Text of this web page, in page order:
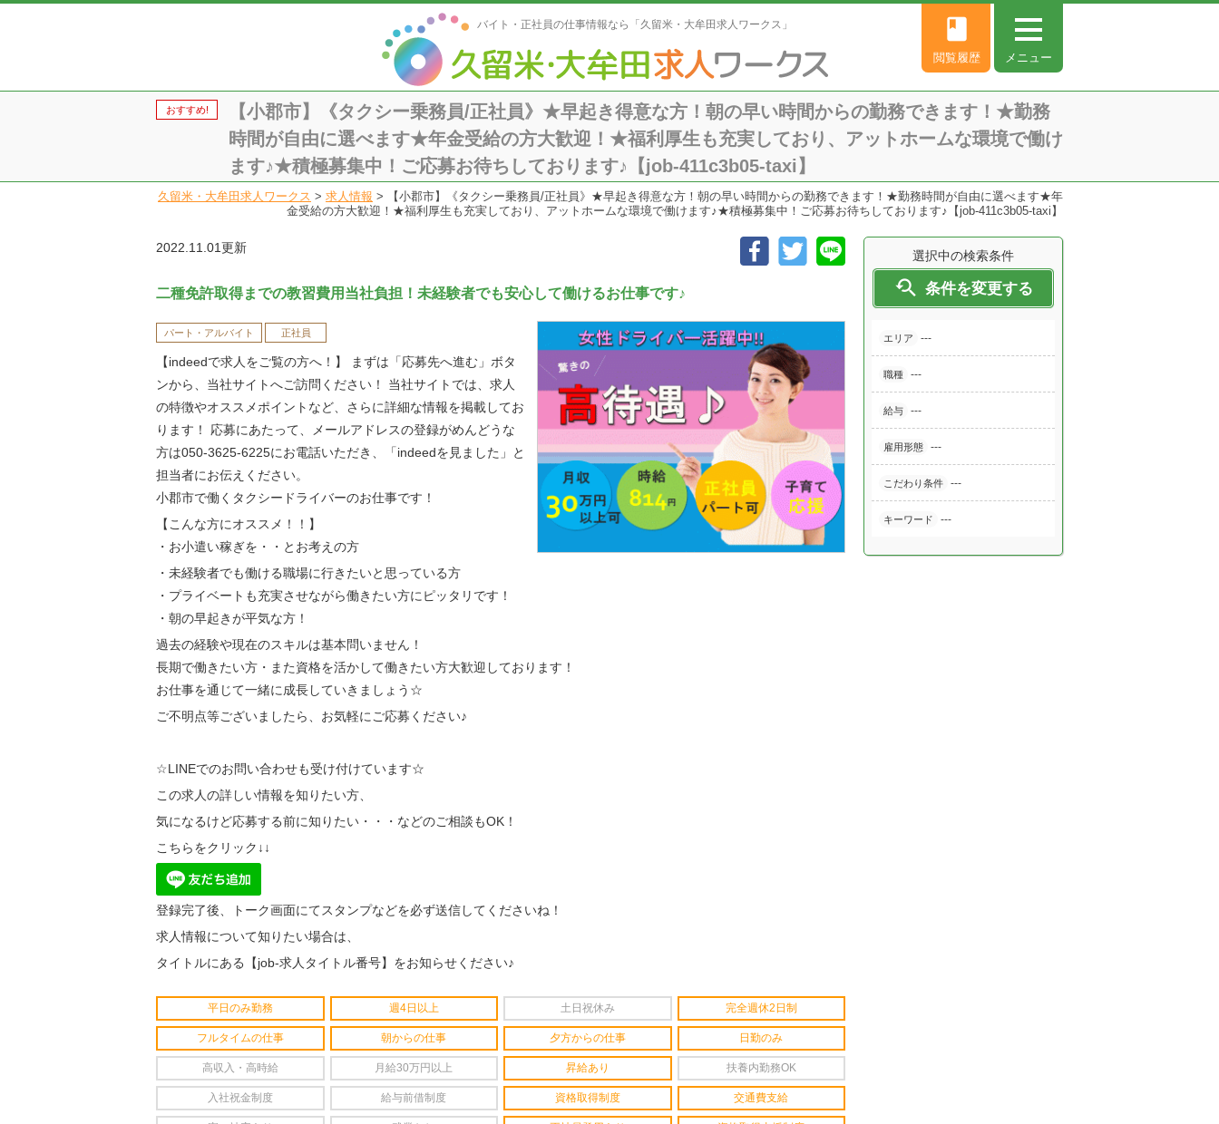
バイト・正社員の仕事情報なら「久留米・大牟田求人ワークス」
メニュー
book
閲覧履歴
おすすめ!
【小郡市】《タクシー乗務員/正社員》★早起き得意な方！朝の早い時間からの勤務できます！★勤務
時間が自由に選べます★年金受給の方大歓迎！★福利厚生も充実しており、アットホームな環境で働け
ます♪★積極募集中！ご応募お待ちしております♪【job-411c3b05-taxi】
久留米・大牟田求人ワークス > 求人情報 >
【小郡市】《タクシー乗務員/正社員》★早起き得意な方！朝の早い時間からの勤務できます！★勤務時間が自由に選べます★年
金受給の方大歓迎！★福利厚生も充実しており、アットホームな環境で働けます♪★積極募集中！ご応募お待ちしております♪【job-411c3b05-taxi】
選択中の検索条件
 条件を変更する
エリア ---
職種 ---
給与 ---
雇用形態 ---
こだわり条件 ---
キーワード ---
2022.11.01更新
二種免許取得までの教習費用当社負担！未経験者でも安心して働けるお仕事です♪
パート・アルバイト 正社員
【indeedで求人をご覧の方へ！】 まずは「応募先へ進む」ボタ
ンから、当社サイトへご訪問ください！ 当社サイトでは、求人
の特徴やオススメポイントなど、さらに詳細な情報を掲載してお
ります！ 応募にあたって、メールアドレスの登録がめんどうな
方は050-3625-6225にお電話いただき、「indeedを見ました」と
担当者にお伝えください。
小郡市で働くタクシードライバーのお仕事です！
【こんな方にオススメ！！】
・お小遣い稼ぎを・・とお考えの方
・未経験者でも働ける職場に行きたいと思っている方
・プライベートも充実させながら働きたい方にピッタリです！
・朝の早起きが平気な方！
過去の経験や現在のスキルは基本問いません！
長期で働きたい方・また資格を活かして働きたい方大歓迎しております！
お仕事を通じて一緒に成長していきましょう☆
ご不明点等ございましたら、お気軽にご応募ください♪
☆LINEでのお問い合わせも受け付けています☆
この求人の詳しい情報を知りたい方、
気になるけど応募する前に知りたい・・・などのご相談もOK！
こちらをクリック↓↓
登録完了後、トーク画面にてスタンプなどを必ず送信してくださいね！
求人情報について知りたい場合は、
タイトルにある【job-求人タイトル番号】をお知らせください♪
平日のみ勤務 週4日以上 土日祝休み 完全週休2日制
フルタイムの仕事 朝からの仕事 夕方からの仕事 日勤のみ
高収入・高時給 月給30万円以上 昇給あり 扶養内勤務OK
入社祝金制度 給与前借制度 資格取得制度 交通費支給